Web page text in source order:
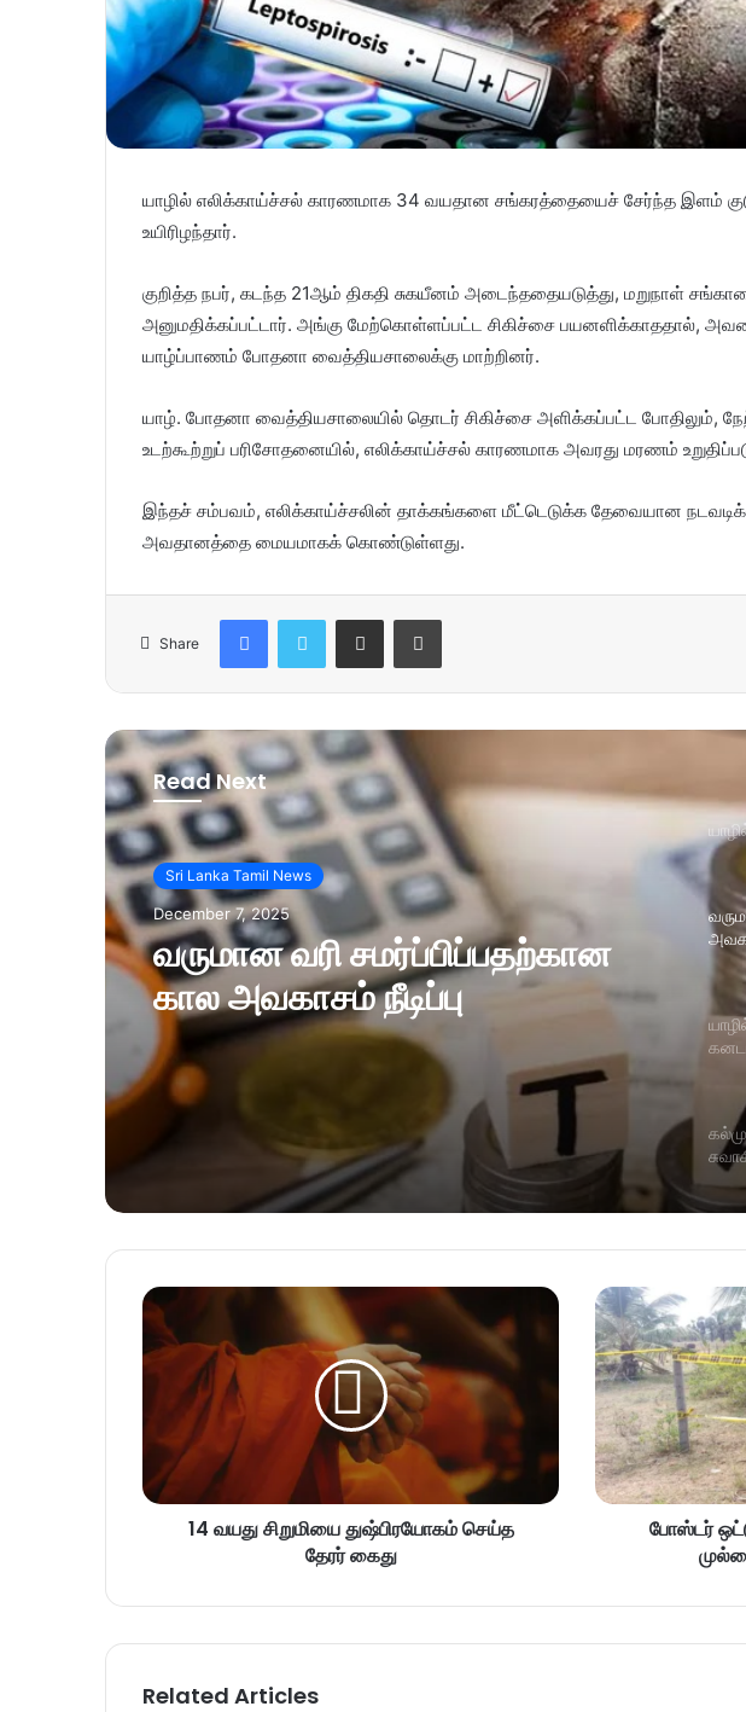
யாழில் எலிக்காய்ச்சல் காரணமாக 34 வயதான சங்கரத்தையைச் சேர்ந்த இளம்
உயிரிழந்தார்.
குறித்த நபர், கடந்த 21ஆம் திகதி சுகயீனம் அடைந்ததையடுத்து, மறுநாள்
அனுமதிக்கப்பட்டார். அங்கு மேற்கொள்ளப்பட்ட சிகிச்சை பயனளிக்காததால்,
யாழ்ப்பாணம் போதனா வைத்தியசாலைக்கு மாற்றினர்.
யாழ். போதனா வைத்தியசாலையில் தொடர் சிகிச்சை அளிக்கப்பட்ட போதிலும்,
உடற்கூற்றுப் பரிசோதனையில், எலிக்காய்ச்சல் காரணமாக அவரது மரணம்
இந்தச் சம்பவம், எலிக்காய்ச்சலின் தாக்கங்களை மீட்டெடுக்க தேவையான
அவதானத்தை மையமாகக் கொண்டுள்ளது.
Share
Read Next
Sri Lanka Tamil News
December 7, 2025
வருமான வரி சமர்ப்பிப்பதற்கான
கால அவகாசம் நீடிப்பு
14 வயது சிறுமியை துஷ்பிரயோகம் செய்த
தேரர் கைது
போஸ்டர்
Related Articles